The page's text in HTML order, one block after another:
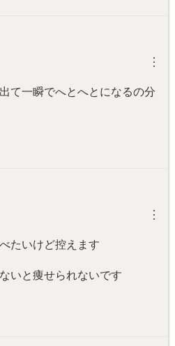
︙
て一瞬でへとへとになるの分
︙
たいけど控えます
いと痩せられないです